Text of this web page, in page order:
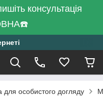
консультація
для особистого догляду